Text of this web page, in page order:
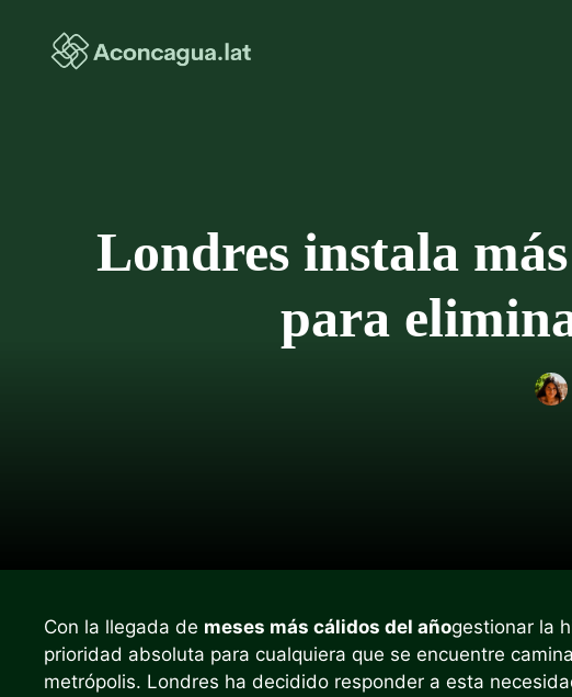
contenido
Londres instala
para
Con la llegada de meses más cálidos del añogestionar la
prioridad absoluta para cualquiera que se encuentre
metrópolis. Londres ha decidido responder a esta